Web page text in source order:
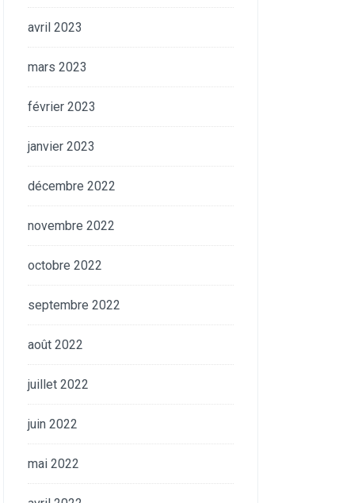
avril 2023
mars 2023
février 2023
janvier 2023
décembre 2022
novembre 2022
octobre 2022
septembre 2022
août 2022
juillet 2022
juin 2022
mai 2022